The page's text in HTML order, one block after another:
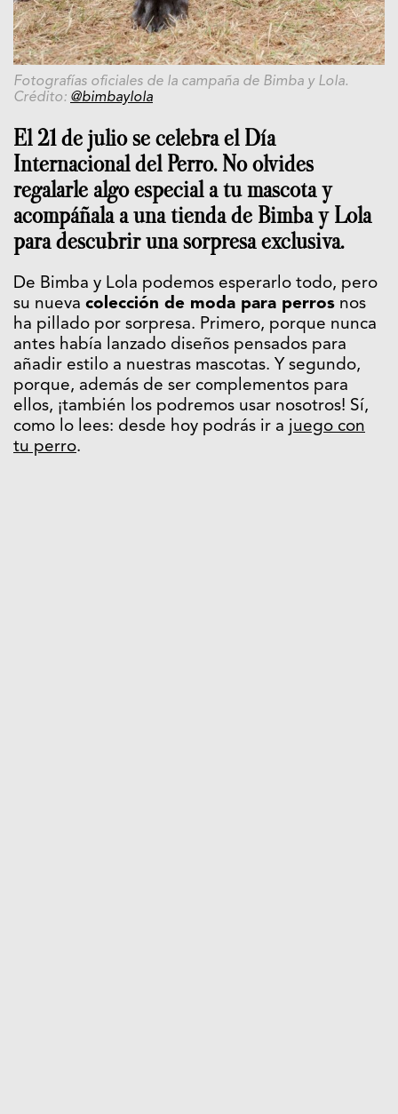
Fotografías oficiales de la campaña de Bimba y Lola.
Crédito: @bimbaylola
El 21 de julio se celebra el Día
Internacional del Perro. No olvides
regalarle algo especial a tu mascota y
acompáñala a una tienda de Bimba y Lola
para descubrir una sorpresa exclusiva.
De Bimba y Lola podemos esperarlo todo, pero
su nueva colección de moda para perros nos
ha pillado por sorpresa. Primero, porque nunca
antes había lanzado diseños pensados para
añadir estilo a nuestras mascotas. Y segundo,
porque, además de ser complementos para
ellos, ¡también los podremos usar nosotros! Sí,
como lo lees: desde hoy podrás ir a juego con
tu perro.